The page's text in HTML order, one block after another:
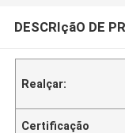
DESCRIçãO DE
Realçar:
Certificação